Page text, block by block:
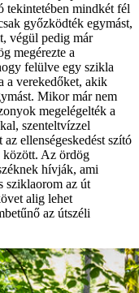
tekintetében mindkét fél
győzködték egymást,
végül pedig már
megérezte a
felülve egy szikla
a verekedőket, akik
Mikor már nem
megelégelték a
szenteltvízzel
ellenségeskedést szító
között. Az ördög
hívják, ami
sziklaorom az út
alig lehet
az útszéli